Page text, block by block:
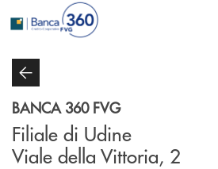
Salta al contenuto principale
BANCA 360 FVG
Filiale di Udine
Viale della Vittoria, 2